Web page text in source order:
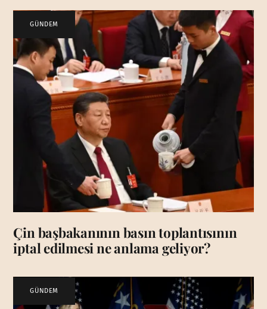
GÜNDEM
Çin başbakanının basın toplantısının
iptal edilmesi ne anlama geliyor?
GÜNDEM